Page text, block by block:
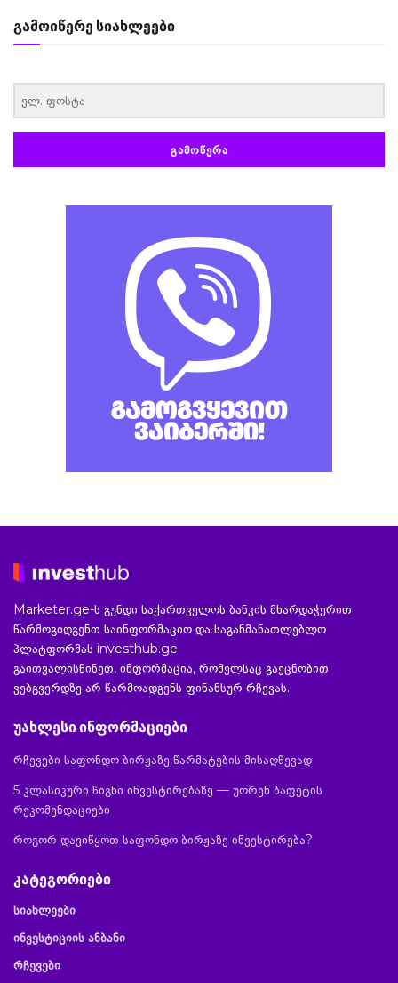
გამოიწერე სიახლეები
ᲒᲐᲛᲝᲬᲔᲠᲐ
Marketer.ge-ს გუნდი საქართველოს ბანკის მხარდაჭერით
წარმოგიდგენთ საინფორმაციო და საგანმანათლებლო
პლატფორმას investhub.ge
გაითვალისწინეთ, ინფორმაცია, რომელსაც გაეცნობით
ვებგვერდზე არ წარმოადგენს ფინანსურ რჩევას.
უახლესი ინფორმაციები
რჩევები საფონდო ბირჟაზე წარმატების მისაღწევად
5 კლასიკური წიგნი ინვესტირებაზე — უორენ ბაფეტის
რეკომენდაციები
როგორ დავიწყოთ საფონდო ბირჟაზე ინვესტირება?
კატეგორიები
სიახლეები
ინვესტიციის ანბანი
რჩევები